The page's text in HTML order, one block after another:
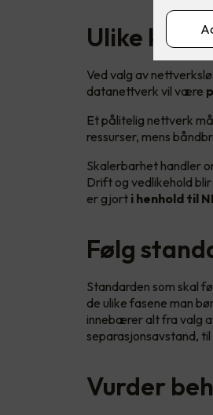
Ulike krav
Ved valg av
datanettverk vil være
Et pålitelig nettverk
ressurser, mens
Skalerbarhet handler
Drift og vedlikehold
er gjort i henhold til
Følg
Standarden som skal
de ulike fasene man
innebærer alt fra valg
separasjonsavstand,
Vurder